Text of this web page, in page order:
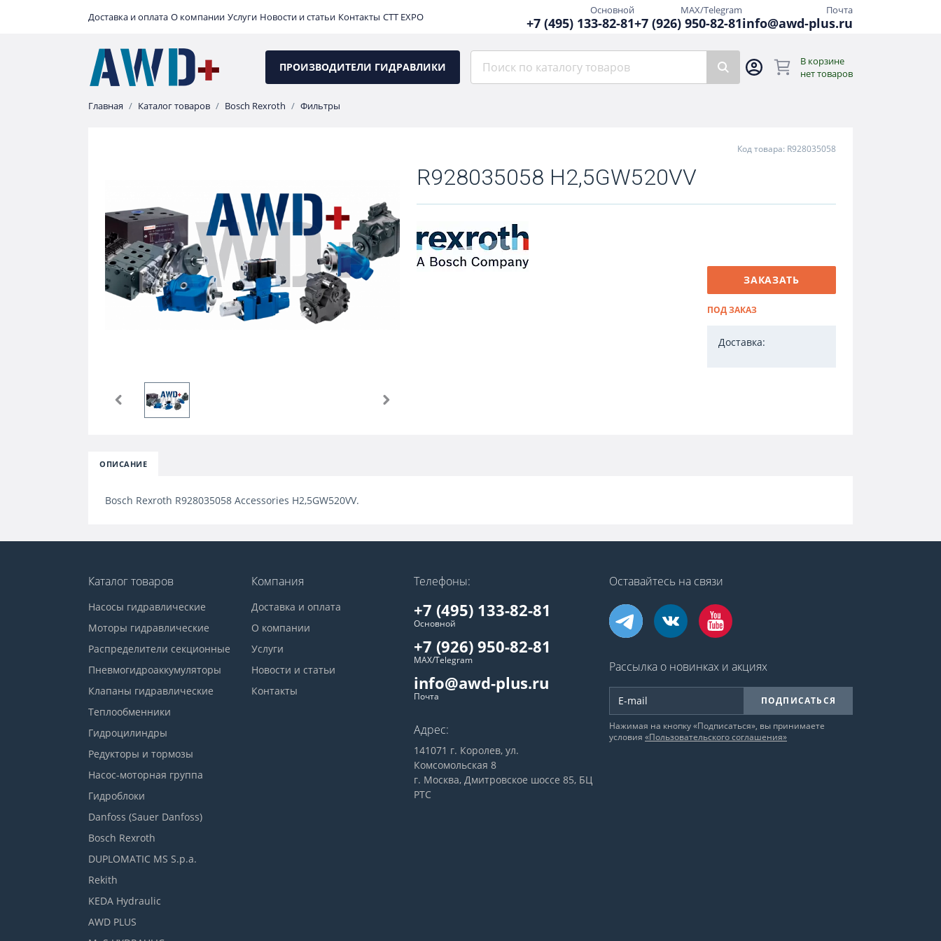
Доставка и оплата О компании Услуги Новости и статьи Контакты CTT EXPO +7 (495) 133-82-81
Основной
+7 (926) 950-82-81
MAX/Telegram
info@awd-plus.ru
Почта
ПРОИЗВОДИТЕЛИ ГИДРАВЛИКИ
В корзине
нет товаров
Главная Каталог товаров Bosch Rexroth Фильтры
Код товара: R928035058
R928035058 H2,5GW520VV
ЗАКАЗАТЬ
ПОД ЗАКАЗ
Доставка:
ОПИСАНИЕ
Bosch Rexroth R928035058 Accessories H2,5GW520VV.
Каталог товаров
Насосы гидравлические
Моторы гидравлические
Распределители секционные
Пневмогидроаккумуляторы
Клапаны гидравлические
Теплообменники
Гидроцилиндры
Редукторы и тормозы
Насос-моторная группа
Гидроблоки
Danfoss (Sauer Danfoss)
Bosch Rexroth
DUPLOMATIC MS S.p.a.
Rekith
KEDA Hydraulic
AWD PLUS
Компания
Доставка и оплата
О компании
Услуги
Новости и статьи
Контакты
Телефоны:
+7 (495) 133-82-81
Основной
+7 (926) 950-82-81
MAX/Telegram
info@awd-plus.ru
Почта
Адрес:
141071 г. Королев, ул.
Комсомольская 8
г. Москва, Дмитровское шоссе 85, БЦ
РТС
Оставайтесь на связи
Рассылка о новинках и акциях
ПОДПИСАТЬСЯ
Нажимая на кнопку «Подписаться», вы принимаете
условия «Пользовательского соглашения»